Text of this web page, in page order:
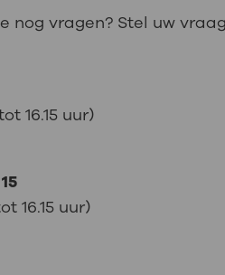
nog vragen? Stel uw
16.15 uur)
16.15 uur)